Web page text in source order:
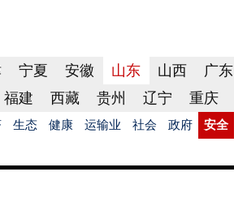
宁夏 安徽 山东 山西 广东
福建 西藏 贵州 辽宁 重庆
生态 健康 运输业 社会 政府 安全